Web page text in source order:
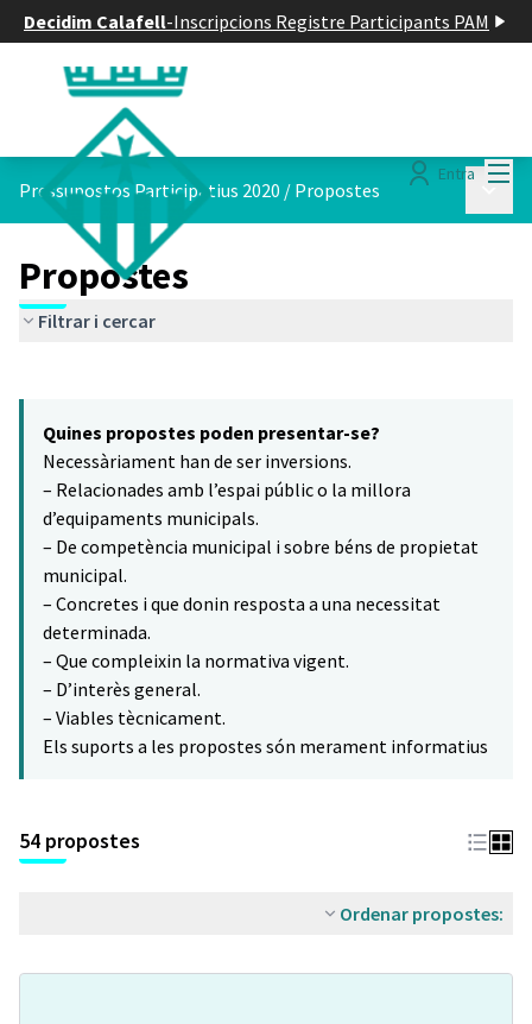
Decidim Calafell-Inscripcions Registre Participants PAM
Entra
Pressupostos Participatius 2020 / Propostes
Propostes
Filtrar i cercar
−
Quines propostes poden presentar-se?
Necessàriament han de ser inversions.
– Relacionades amb l’espai públic o la millora
d’equipaments municipals.
– De competència municipal i sobre béns de propietat
municipal.
– Concretes i que donin resposta a una necessitat
determinada.
– Que compleixin la normativa vigent.
– D’interès general.
– Viables tècnicament.
Els suports a les propostes són merament informatius
54 propostes
Ordenar propostes: